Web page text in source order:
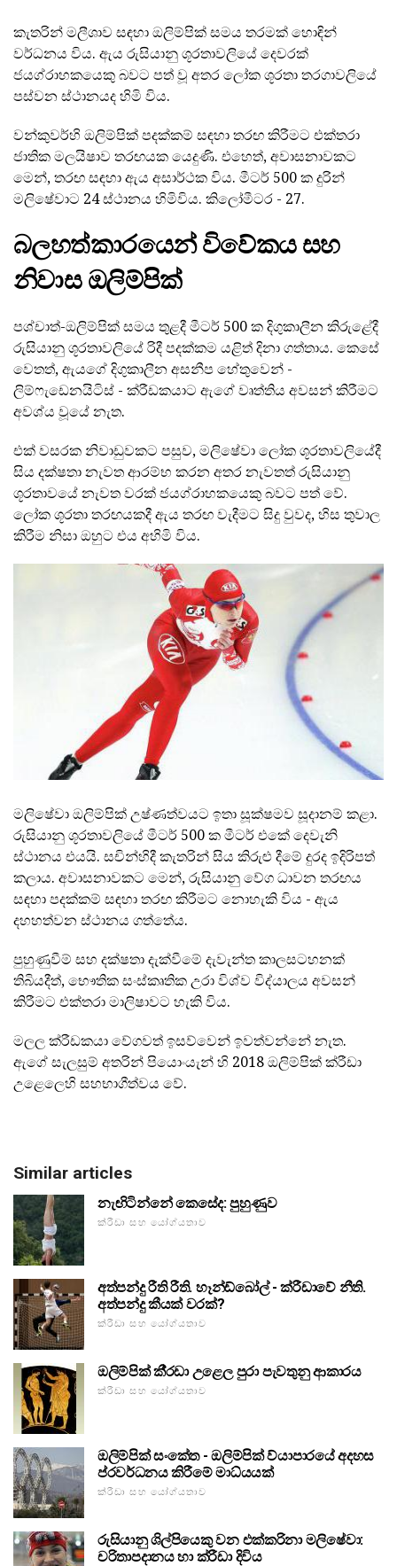
කැතරින් මලීශාව සඳහා ඔලිම්පික් සමය තරමක් හොඳින්
වර්ධනය විය. ඇය රුසියානු ශූරතාවලියේ දෙවරක්
ජයග්රාහකයෙකු බවට පත් වූ අතර ලෝක ශූරතා තරගාවලියේ
පස්වන ස්ථානයද හිමි විය.
වන්කුවර්හි ඔලිම්පික් පදක්කම් සඳහා තරඟ කිරීමට එක්තරා
ජාතික මලයිෂාව තරඟයක යෙදුණි. එහෙත්, අවාසනාවකට
මෙන්, තරඟ සඳහා ඇය අසාර්ථක විය. මීටර් 500 ක දුරින්
මලිෂේවාට 24 ස්ථානය හිමිවිය. කිලෝමීටර - 27.
බලහත්කාරයෙන් විවේකය සහ
නිවාස ඔලිම්පික්
පශ්චාත්-ඔලිම්පික් සමය තුළදී මීටර් 500 ක දිගුකාලීන කිරුළේදී
රුසියානු ශූරතාවලියේ රිදී පදක්කම යළිත් දිනා ගත්තාය. කෙසේ
වෙතත්, ඇයගේ දිගුකාලීන අසනීප හේතුවෙන් -
ලිම්ෆැඩෙනයිටිස් - ක්රීඩකයාට ඇගේ වෘත්තිය අවසන් කිරීමට
අවශ්ය වූයේ නැත.
එක් වසරක නිවාඩුවකට පසුව, මලිෂේවා ලෝක ශූරතාවලියේදී
සිය දක්ෂතා නැවත ආරම්භ කරන අතර නැවතත් රුසියානු
ශූරතාවයේ නැවත වරක් ජයග්රාහකයෙකු බවට පත් වේ.
ලෝක ශූරතා තරඟයකදී ඇය තරඟ වැදීමට සිදු වුවද, හිස තුවාල
කිරීම නිසා ඔහුට එය අහිමි විය.
මලිෂේවා ඔලිම්පික් උෂ්ණත්වයට ඉතා සූක්ෂමව සූදානම් කළා.
රුසියානු ශූරතාවලියේ මීටර් 500 ක මීටර් එකේ දෙවැනි
ස්ථානය එයයි. සචින්හිදී කැතරින් සිය කිරුළු දීමේ දුරද ඉදිරිපත්
කලාය. අවාසනාවකට මෙන්, රුසියානු වේග ධාවන තරඟය
සඳහා පදක්කම් සඳහා තරඟ කිරීමට නොහැකි විය - ඇය
දහහත්වන ස්ථානය ගත්තේය.
පුහුණුවීම් සහ දක්ෂතා දැක්වීමේ දැවැන්ත කාලසටහනක්
තිබියදීත්, භෞතික සංස්කෘතික උරා විශ්ව විද්යාලය අවසන්
කිරීමට එක්තරා මාලිෂාවට හැකි විය.
මලල ක්රීඩකයා වේගවත් ඉසව්වෙන් ඉවත්වන්නේ නැත.
ඇගේ සැලසුම් අතරින් පියොංයැන් හි 2018 ඔලිම්පික් ක්රීඩා
උළෙලෙහි සහභාගීත්වය වේ.
Similar articles
නැඟිටින්නේ කෙසේද: පුහුණුව
ක්රීඩා සහ යෝග්යතාව
අත්පන්දු රීති රීති. හෑන්ඩ්බෝල් - ක්රීඩාවේ නීති.
අත්පන්දු කීයක් වරක්?
ක්රීඩා සහ යෝග්යතාව
ඔලිම්පික් කී්රඩා උළෙල පුරා පැවතුනු ආකාරය
ක්රීඩා සහ යෝග්යතාව
ඔලිම්පික් සංකේත - ඔලිම්පික් ව්යාපාරයේ අදහස
ප්රවර්ධනය කිරීමේ මාධ්යයක්
ක්රීඩා සහ යෝග්යතාව
රුසියානු ශිල්පියෙකු වන එක්කරිනා මලිෂේවා:
චරිතාපදානය හා ක්රීඩා දිවිය